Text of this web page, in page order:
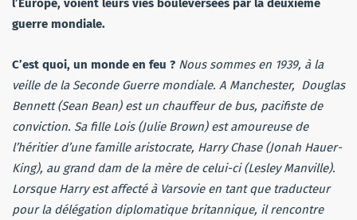
l’Europe, voient leurs vies bouleversées par la deuxième
guerre mondiale.
C’est quoi, un monde en feu ? Nous sommes en 1939, à la
veille de la Seconde Guerre mondiale. A Manchester, Douglas
Bennett (Sean Bean) est un chauffeur de bus, pacifiste de
conviction. Sa fille Lois (Julie Brown) est amoureuse de
l’héritier d’une famille aristocrate, Harry Chase (Jonah Hauer-
King), au grand dam de la mère de celui-ci (Lesley Manville).
Lorsque Harry est affecté à Varsovie en tant que traducteur
pour la délégation diplomatique britannique, il rencontre